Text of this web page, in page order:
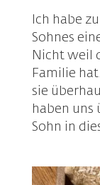
Ich habe
Sohnes
Nicht weil
Familie
sie
haben uns
Sohn in